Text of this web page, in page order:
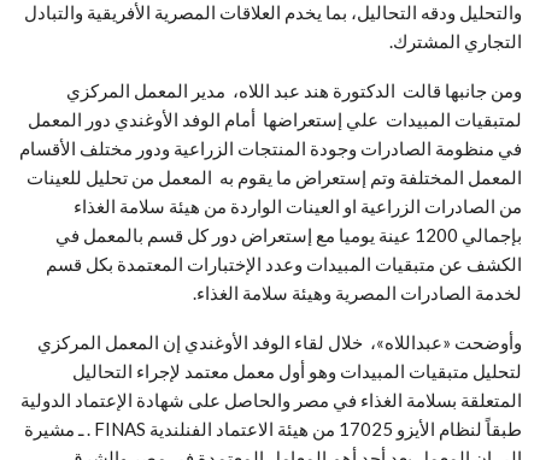
والتحليل ودقه التحاليل، بما يخدم العلاقات المصرية الأفريقية والتبادل
التجاري المشترك.
ومن جانبها قالت الدكتورة هند عبد اللاه، مدير المعمل المركزي
لمتبقيات المبيدات علي إستعراضها أمام الوفد الأوغندي دور المعمل
في منظومة الصادرات وجودة المنتجات الزراعية ودور مختلف الأقسام
المعمل المختلفة وتم إستعراض ما يقوم به المعمل من تحليل للعينات
من الصادرات الزراعية او العينات الواردة من هيئة سلامة الغذاء
بإجمالي 1200 عينة يوميا مع إستعراض دور كل قسم بالمعمل في
الكشف عن متبقيات المبيدات وعدد الإختبارات المعتمدة بكل قسم
لخدمة الصادرات المصرية وهيئة سلامة الغذاء.
وأوضحت «عبداللاه»، خلال لقاء الوفد الأوغندي إن المعمل المركزي
لتحليل متبقيات المبيدات وهو أول معمل معتمد لإجراء التحاليل
المتعلقة بسلامة الغذاء في مصر والحاصل على شهادة الإعتماد الدولية
طبقاً لنظام الأيزو 17025 من هيئة الاعتماد الفنلندية FINAS . ـ مشيرة